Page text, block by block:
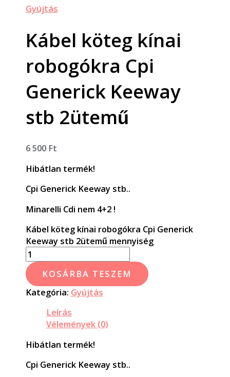
Gyújtás
Kábel köteg kínai
robogókra Cpi
Generick Keeway
stb 2ütemű
6 500 Ft
Hibátlan termék!
Cpi Generick Keeway stb..
Minarelli Cdi nem 4+2 !
Kábel köteg kínai robogókra Cpi Generick
Keeway stb 2ütemű mennyiség
KOSÁRBA TESZEM
Kategória: Gyújtás
Leírás
Vélemények (0)
Hibátlan termék!
Cpi Generick Keeway stb..